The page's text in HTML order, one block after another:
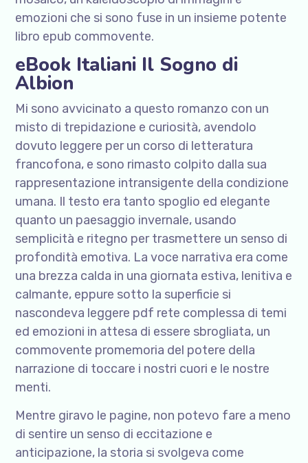
emozioni che si sono fuse in un insieme potente
libro epub commovente.
eBook Italiani Il Sogno di
Albion
Mi sono avvicinato a questo romanzo con un
misto di trepidazione e curiosità, avendolo
dovuto leggere per un corso di letteratura
francofona, e sono rimasto colpito dalla sua
rappresentazione intransigente della condizione
umana. Il testo era tanto spoglio ed elegante
quanto un paesaggio invernale, usando
semplicità e ritegno per trasmettere un senso di
profondità emotiva. La voce narrativa era come
una brezza calda in una giornata estiva, lenitiva e
calmante, eppure sotto la superficie si
nascondeva leggere pdf rete complessa di temi
ed emozioni in attesa di essere sbrogliata, un
commovente promemoria del potere della
narrazione di toccare i nostri cuori e le nostre
menti.
Mentre giravo le pagine, non potevo fare a meno
di sentire un senso di eccitazione e
anticipazione, la storia si svolgeva come